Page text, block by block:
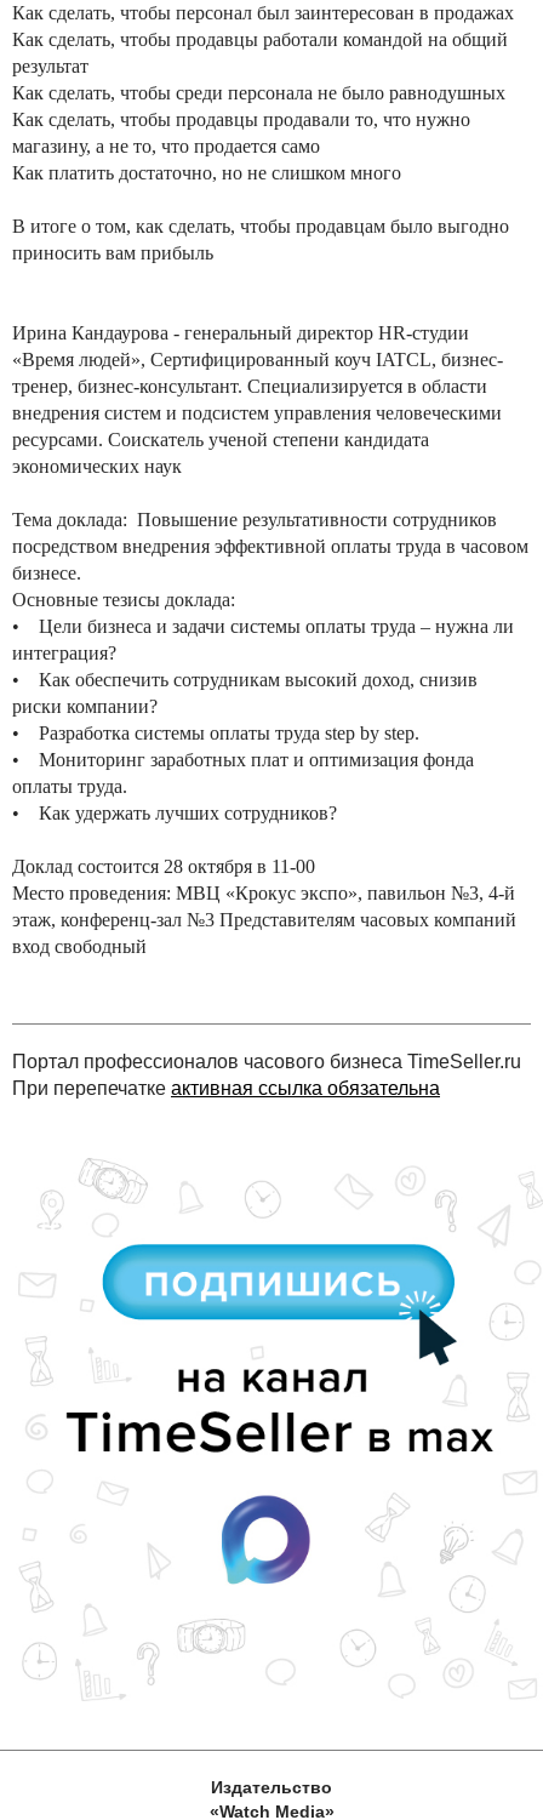
Как сделать, чтобы персонал был заинтересован в продажах
Как сделать, чтобы продавцы работали командой на общий
результат
Как сделать, чтобы среди персонала не было равнодушных
Как сделать, чтобы продавцы продавали то, что нужно
магазину, а не то, что продается само
Как платить достаточно, но не слишком много
В итоге о том, как сделать, чтобы продавцам было выгодно
приносить вам прибыль
Ирина Кандаурова - генеральный директор HR-студии
«Время людей», Сертифицированный коуч IATCL, бизнес-
тренер, бизнес-консультант. Специализируется в области
внедрения систем и подсистем управления человеческими
ресурсами. Соискатель ученой степени кандидата
экономических наук
Тема доклада: Повышение результативности сотрудников
посредством внедрения эффективной оплаты труда в часовом
бизнесе.
Основные тезисы доклада:
• Цели бизнеса и задачи системы оплаты труда – нужна ли
интеграция?
• Как обеспечить сотрудникам высокий доход, снизив
риски компании?
• Разработка системы оплаты труда step by step.
• Мониторинг заработных плат и оптимизация фонда
оплаты труда.
• Как удержать лучших сотрудников?
Доклад состоится 28 октября в 11-00
Место проведения: МВЦ «Крокус экспо», павильон №3, 4-й
этаж, конференц-зал №3 Представителям часовых компаний
вход свободный
Портал профессионалов часового бизнеса TimeSeller.ru
При перепечатке активная ссылка обязательна
Издательство
«Watch Media»